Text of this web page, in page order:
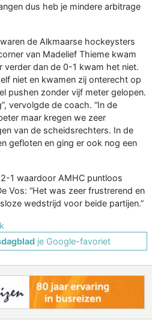
dus heb je mindere arbitrage
de Alkmaarse hockeysters
van Madelief Thieme kwam
verder dan de 0-1 kwam het niet.
niet en kwamen zij onterecht op
pushen zonder vijf meter gelopen.
vervolgde de coach. “In de
maar kregen we zeer
van de scheidsrechters. In de
gefloten en ging er ook nog een
1 waardoor AMHC puntloos
Vos: “Het was zeer frustrerend en
wedstrijd voor beide partijen.”
je Google-favoriet